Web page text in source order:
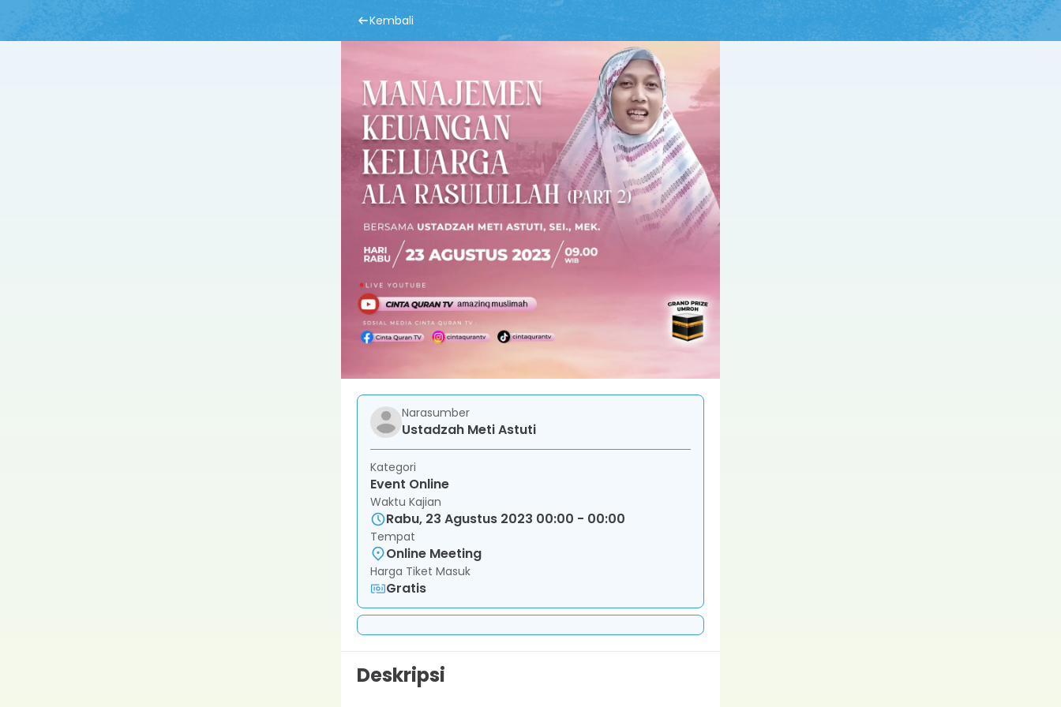
Kembali
Narasumber
Ustadzah Meti Astuti
Kategori
Event Online
Waktu Kajian
Rabu, 23 Agustus 2023 00:00 - 00:00
Tempat
Online Meeting
Harga Tiket Masuk
Gratis
Deskripsi